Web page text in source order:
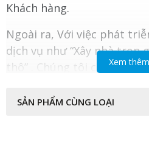
Khách hàng.
Ngoài ra, Với việc phát
dịch vụ như “Xây nhà trọn
thô” . Chúng tôi cam kếtXem thêm
SẢN PHẨM CÙNG LOẠI